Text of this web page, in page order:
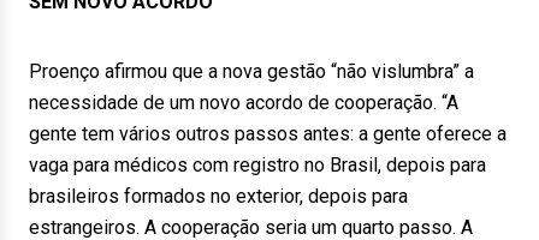
Proenço afirmou que a nova gestão “não vislumbra” a
necessidade de um novo acordo de cooperação. “A
gente tem vários outros passos antes: a gente oferece a
vaga para médicos com registro no Brasil, depois para
brasileiros formados no exterior, depois para
estrangeiros. A cooperação seria um quarto passo. A